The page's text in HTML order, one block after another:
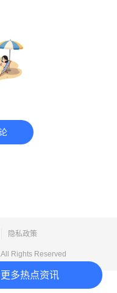
多热点资讯
隐私政策
Rights Reserved